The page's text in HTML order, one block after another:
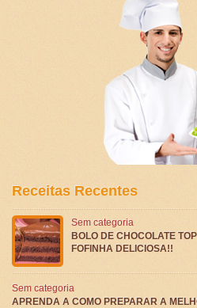
Receitas Recentes
Sem categoria
BOLO DE CHOCOLATE
FOFINHA DELICIOSA!!
Sem categoria
APRENDA A COMO PREPARAR A